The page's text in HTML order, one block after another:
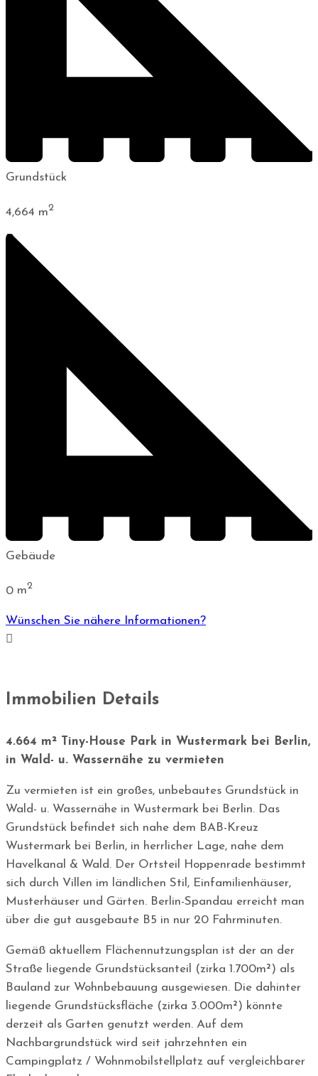
Grundstück
4,664 m2
Gebäude
0 m2
Wünschen Sie nähere Informationen?
Immobilien Details
4.664 m² Tiny-House Park in Wustermark bei Berlin,
in Wald- u. Wassernähe zu vermieten
Zu vermieten ist ein großes, unbebautes Grundstück in
Wald- u. Wassernähe in Wustermark bei Berlin. Das
Grundstück befindet sich nahe dem BAB-Kreuz
Wustermark bei Berlin, in herrlicher Lage, nahe dem
Havelkanal & Wald. Der Ortsteil Hoppenrade bestimmt
sich durch Villen im ländlichen Stil, Einfamilienhäuser,
Musterhäuser und Gärten. Berlin-Spandau erreicht man
über die gut ausgebaute B5 in nur 20 Fahrminuten.
Gemäß aktuellem Flächennutzungsplan ist der an der
Straße liegende Grundstücksanteil (zirka 1.700m²) als
Bauland zur Wohnbebauung ausgewiesen. Die dahinter
liegende Grundstücksfläche (zirka 3.000m²) könnte
derzeit als Garten genutzt werden. Auf dem
Nachbargrundstück wird seit jahrzehnten ein
Campingplatz / Wohnmobilstellplatz auf vergleichbarer